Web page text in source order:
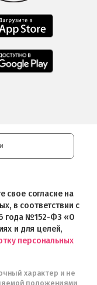
Мобильное
приложение
загрузить
в
Мобильное
приложение
свое согласие на
в соответствии с
года №152-ФЗ «О
и для целей,
персональных
характер и не
положениями